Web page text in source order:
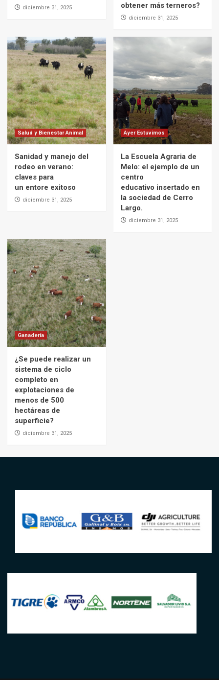
diciembre 31, 2025
obtener más terneros?
diciembre 31, 2025
Salud y Bienestar Animal
Sanidad y manejo del
rodeo en verano:
claves para
un entore exitoso
diciembre 31, 2025
Ayer Estuvimos
La Escuela Agraria de
Melo: el ejemplo de un
centro
educativo insertado en
la sociedad de Cerro
Largo.
diciembre 31, 2025
Ganadería
¿Se puede realizar un
sistema de ciclo
completo en
explotaciones de
menos de 500
hectáreas de
superficie?
diciembre 31, 2025